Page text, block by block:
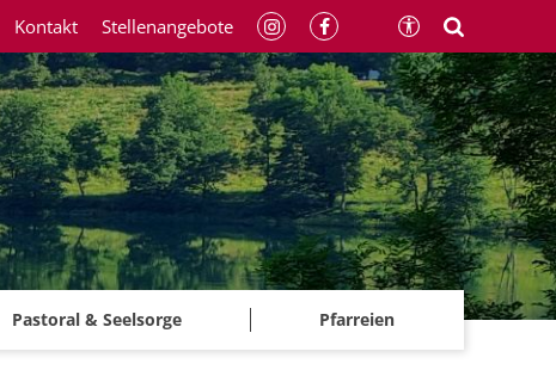
Pastoral & Seelsorge Pfarreien
Kontakt Stellenangebote